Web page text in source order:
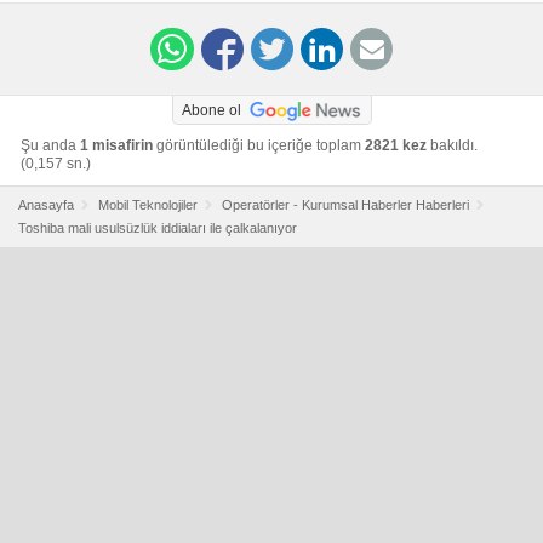
Abone ol
Şu anda 1 misafirin görüntülediği bu içeriğe toplam 2821 kez bakıldı.
(0,157 sn.)
Anasayfa Mobil Teknolojiler
Operatörler - Kurumsal Haberler Haberleri
Toshiba mali usulsüzlük iddiaları ile çalkalanıyor